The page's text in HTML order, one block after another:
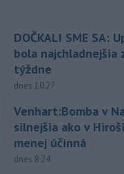
DOČKALI SME SA:
bola najchladnejšia
týždne
dnes 10:27
Venhart:Bomba v
silnejšia ako v
menej účinná
dnes 8:24